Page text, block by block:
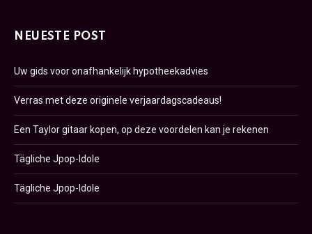
NEUESTE POST
Uw gids voor onafhankelijk hypotheekadvies
Verras met deze originele verjaardagscadeaus!
Een Taylor gitaar kopen, op deze voordelen kan je rekenen
Tägliche Jpop-Idole
Tägliche Jpop-Idole